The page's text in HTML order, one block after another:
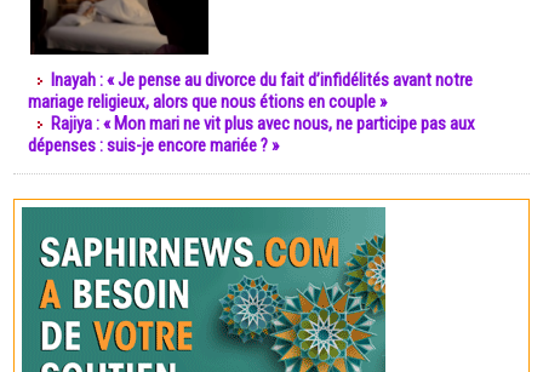
Inayah : « Je pense au divorce du fait d’infidélités avant notre
mariage religieux, alors que nous étions en couple »
Rajiya : « Mon mari ne vit plus avec nous, ne participe pas aux
dépenses : suis-je encore mariée ? »